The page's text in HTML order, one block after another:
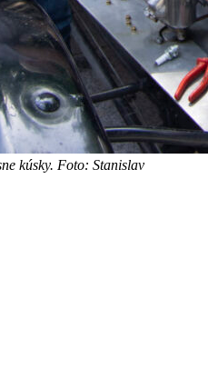
kúsky. Foto: Stanislav